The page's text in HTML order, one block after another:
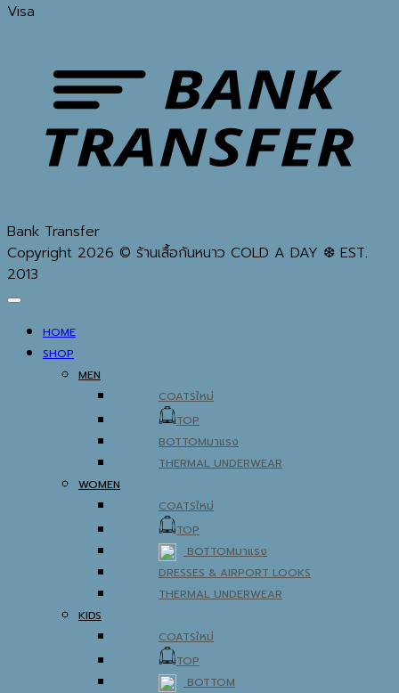
Visa
Bank Transfer
Copyright 2026 © ร้านเสื้อกันหนาว COLD A DAY ❆ EST.
2013
HOME
SHOP
MEN
COATS
TOP
BOTTOM
THERMAL UNDERWEAR
WOMEN
COATS
TOP
BOTTOM
DRESSES & AIRPORT LOOKS
THERMAL UNDERWEAR
KIDS
COATS
TOP
BOTTOM